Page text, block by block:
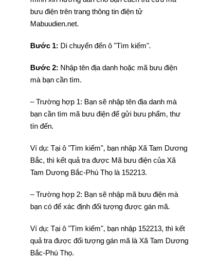
bưu điện trên trang thông tin điện tử
Mabuudien.net.
Bước 1: Di chuyển đến ô "Tìm kiếm".
Bước 2: Nhập tên địa danh hoặc mã bưu điện
mà bạn cần tìm.
– Trường hợp 1: Bạn sẽ nhập tên địa danh mà
bạn cần tìm mã bưu điện để gửi bưu phẩm, thư
tín đến.
Ví dụ: Tại ô "Tìm kiếm", bạn nhập Xã Tam Dương
Bắc, thì kết quả tra được Mã bưu điện của Xã
Tam Dương Bắc-Phú Thọ là 152213.
– Trường hợp 2: Bạn sẽ nhập mã bưu điện mà
bạn có để xác định đối tượng được gán mã.
Ví dụ: Tại ô "Tìm kiếm", bạn nhập 152213, thì kết
quả tra được đối tượng gán mã là Xã Tam Dương
Bắc-Phú Thọ.